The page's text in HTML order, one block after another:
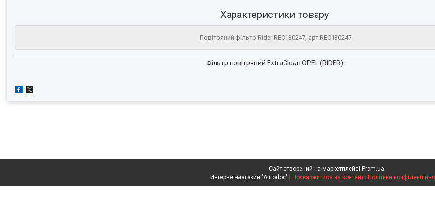
Характеристики товару
Повітряний фільтр Rider REC130247, арт.REC130247
Фільтр повітряний ExtraClean OPEL (RIDER).
Сайт створений на маркетплейсі Prom.ua
Поскаржитися на контент Політика